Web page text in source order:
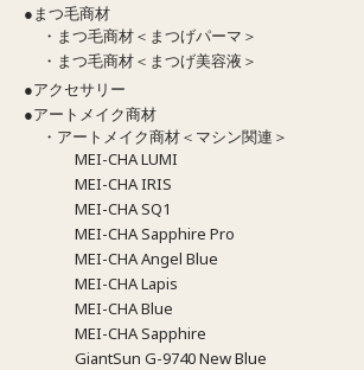
●まつ毛商材
・まつ毛商材＜まつげパーマ＞
・まつ毛商材＜まつげ美容液＞
●アクセサリー
●アートメイク商材
・アートメイク商材＜マシン関連＞
MEI-CHA LUMI
MEI-CHA IRIS
MEI-CHA SQ1
MEI-CHA Sapphire Pro
MEI-CHA Angel Blue
MEI-CHA Lapis
MEI-CHA Blue
MEI-CHA Sapphire
GiantSun G-9740 New Blue